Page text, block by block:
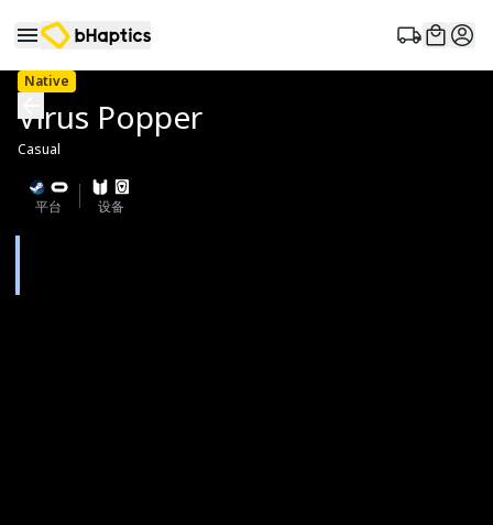
Native
Virus Popper
Casual
平台 设备